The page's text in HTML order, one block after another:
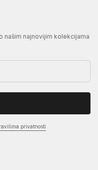
našim najnovijim kolekcijama
privatnosti